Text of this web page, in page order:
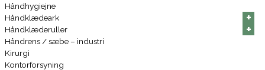
Håndhygiejne
Håndklædeark
+
+
+
Håndklæderuller +
+
+
Håndrens / sæbe – industri
Kirurgi
Kontorforsyning